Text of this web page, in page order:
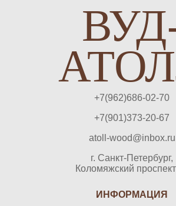
+7(962)686-02-70
+7(901)373-20-67
atoll-wood@inbox.ru
г. Санкт-Петербург,
Коломяжский
ИНФОРМАЦИЯ